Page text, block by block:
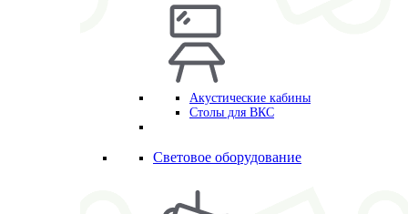
Акустические кабины
Столы для ВКС
Световое оборудование